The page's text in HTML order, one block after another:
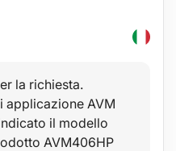
della vasca in un ampio
del materiale dovuto alle
un uso libero in qualsiasi
salute.
la richiesta.
applicazione AVM
il modello
AVM406HP